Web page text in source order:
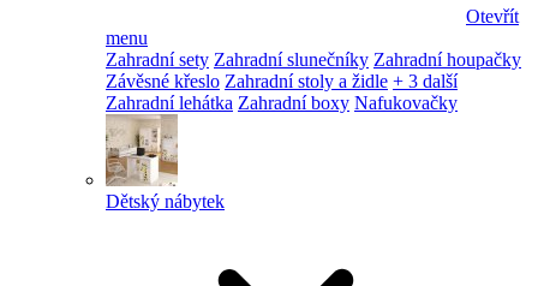
Otevřít
menu
Zahradní sety Zahradní slunečníky Zahradní houpačky
Závěsné křeslo Zahradní stoly a židle + 3 další
Zahradní lehátka Zahradní boxy Nafukovačky
Dětský nábytek